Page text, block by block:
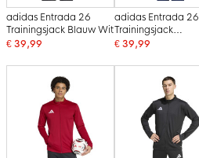
adidas Entrada 26
Trainingsjack Blauw Wit
€ 39,99
adidas Entrada 26
Trainingsjack
Donkerblauw Wit
€ 39,99